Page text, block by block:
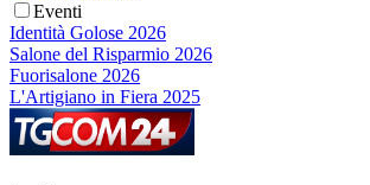
Eventi
Identità Golose 2026
Salone del Risparmio 2026
Fuorisalone 2026
L'Artigiano in Fiera 2025